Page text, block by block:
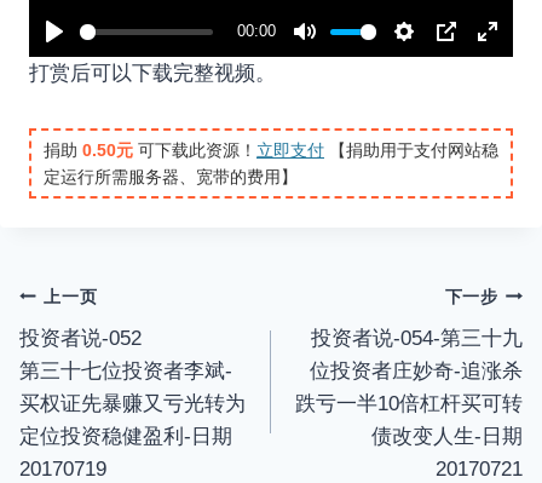
P
a
y
00:00
M
t
e
S
t
t
i
P
P
E
t
e
r
l
l
s
c
r
e
打赏后可以下载完整视频。
捐助 0.50元 可下载此资源！ 立即支付 【捐助用于支付网站稳
定运行所需服务器、宽带的费用】
文
章
导
航
上一页
投资者说-052
第三十七位投资者李斌-
买权证先暴赚又亏光转为
定位投资稳健盈利-日期
20170719
下一步
投资者说-054-第三十九
位投资者庄妙奇-追涨杀
跌亏一半10倍杠杆买可转
债改变人生-日期
20170721